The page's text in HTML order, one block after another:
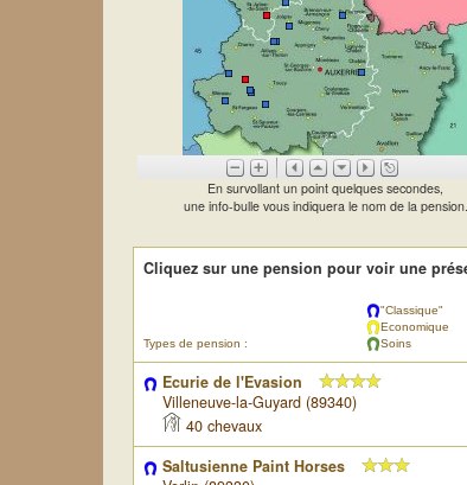
En survollant un point quelques secondes,
une info-bulle vous indiquera le nom de la pension.
Cliquez sur une pension pour voir une
Types de pension :
"Classique"
Economique
Soins
Ecurie de l'Evasion
Villeneuve-la-Guyard (89340)
40 chevaux
Saltusienne Paint Horses